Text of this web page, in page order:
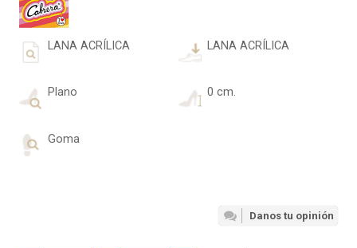
LANA ACRÍLICA LANA ACRÍLICA
Plano 0 cm.
Goma
Danos tu opinión